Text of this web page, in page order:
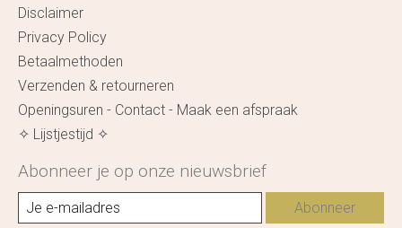
Disclaimer
Privacy Policy
Betaalmethoden
Verzenden & retourneren
Openingsuren - Contact - Maak een afspraak
✧ Lijstjestijd ✧
Abonneer je op onze nieuwsbrief
Abonneer